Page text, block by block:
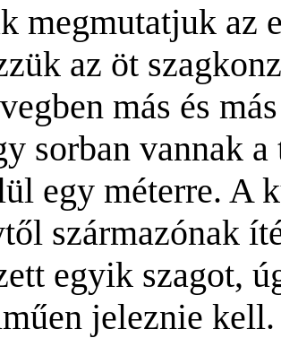
megmutatjuk az
az öt
más és
sorban vannak
egy méterre. A
származónak
egyik szagot,
jeleznie